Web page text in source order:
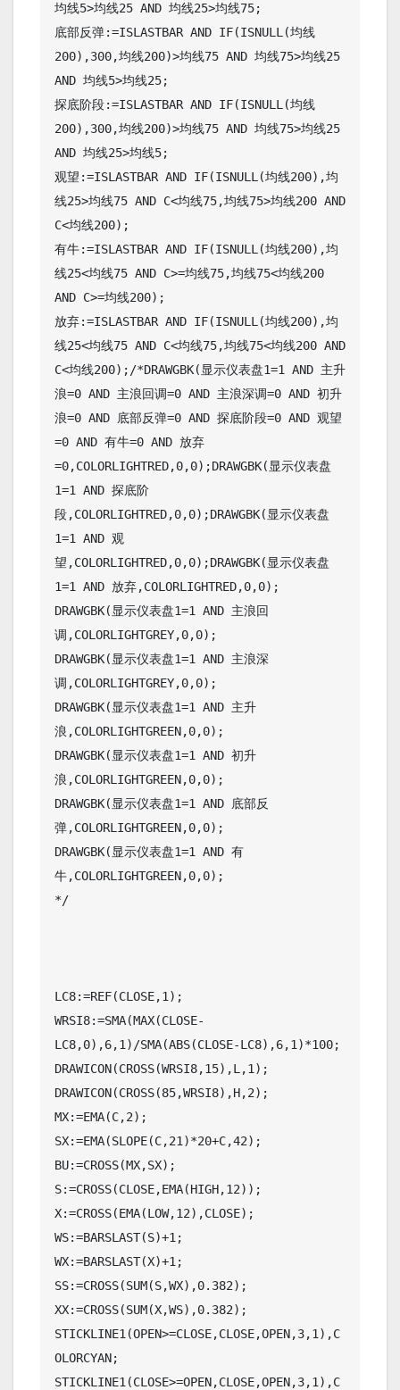
均线5>均线25 AND 均线25>均线75;
底部反弹:=ISLASTBAR AND IF(ISNULL(均线
200),300,均线200)>均线75 AND 均线75>均线25
AND 均线5>均线25;
探底阶段:=ISLASTBAR AND IF(ISNULL(均线
200),300,均线200)>均线75 AND 均线75>均线25
AND 均线25>均线5;
观望:=ISLASTBAR AND IF(ISNULL(均线200),均
线25>均线75 AND C<均线75,均线75>均线200 AND
C<均线200);
有牛:=ISLASTBAR AND IF(ISNULL(均线200),均
线25<均线75 AND C>=均线75,均线75<均线200
AND C>=均线200);
放弃:=ISLASTBAR AND IF(ISNULL(均线200),均
线25<均线75 AND C<均线75,均线75<均线200 AND
C<均线200);/*DRAWGBK(显示仪表盘1=1 AND 主升
浪=0 AND 主浪回调=0 AND 主浪深调=0 AND 初升
浪=0 AND 底部反弹=0 AND 探底阶段=0 AND 观望
=0 AND 有牛=0 AND 放弃
=0,COLORLIGHTRED,0,0);DRAWGBK(显示仪表盘
1=1 AND 探底阶
段,COLORLIGHTRED,0,0);DRAWGBK(显示仪表盘
1=1 AND 观
望,COLORLIGHTRED,0,0);DRAWGBK(显示仪表盘
1=1 AND 放弃,COLORLIGHTRED,0,0);
DRAWGBK(显示仪表盘1=1 AND 主浪回
调,COLORLIGHTGREY,0,0);
DRAWGBK(显示仪表盘1=1 AND 主浪深
调,COLORLIGHTGREY,0,0);
DRAWGBK(显示仪表盘1=1 AND 主升
浪,COLORLIGHTGREEN,0,0);
DRAWGBK(显示仪表盘1=1 AND 初升
浪,COLORLIGHTGREEN,0,0);
DRAWGBK(显示仪表盘1=1 AND 底部反
弹,COLORLIGHTGREEN,0,0);
DRAWGBK(显示仪表盘1=1 AND 有
牛,COLORLIGHTGREEN,0,0);
*/
LC8:=REF(CLOSE,1);
WRSI8:=SMA(MAX(CLOSE-
LC8,0),6,1)/SMA(ABS(CLOSE-LC8),6,1)*100;
DRAWICON(CROSS(WRSI8,15),L,1);
DRAWICON(CROSS(85,WRSI8),H,2);
MX:=EMA(C,2);
SX:=EMA(SLOPE(C,21)*20+C,42);
BU:=CROSS(MX,SX);
S:=CROSS(CLOSE,EMA(HIGH,12));
X:=CROSS(EMA(LOW,12),CLOSE);
WS:=BARSLAST(S)+1;
WX:=BARSLAST(X)+1;
SS:=CROSS(SUM(S,WX),0.382);
XX:=CROSS(SUM(X,WS),0.382);
STICKLINE1(OPEN>=CLOSE,CLOSE,OPEN,3,1),C
OLORCYAN;
STICKLINE1(CLOSE>=OPEN,CLOSE,OPEN,3,1),C